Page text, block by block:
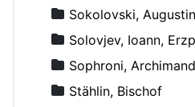
Sokolovski,
Solovjev, Ioann,
Sophroni,
Stählin, Bischof